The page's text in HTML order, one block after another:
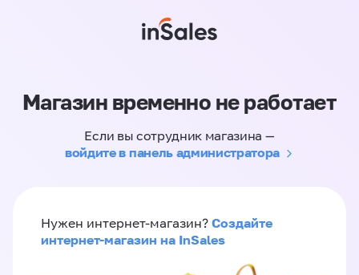
Магазин временно не работает
Если вы сотрудник магазина —
войдите в панель администратора
Нужен интернет-магазин? Создайте
интернет-магазин на InSales